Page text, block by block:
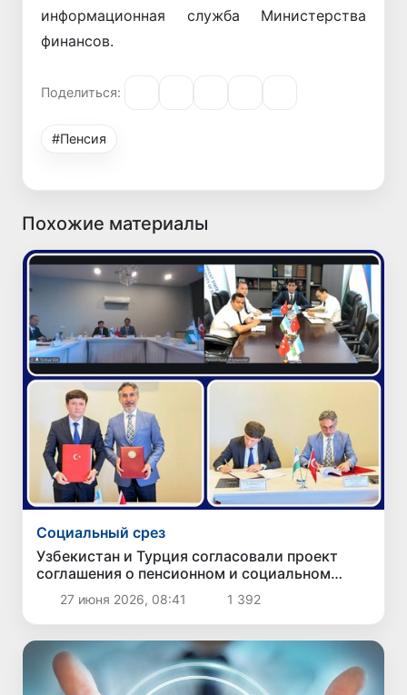
информационная служба Министерства
финансов.
Поделиться:
#Пенсия
Похожие материалы
Социальный срез
Узбекистан и Турция согласовали проект
соглашения о пенсионном и социальном
обеспечении
27 июня 2026, 08:41 1 392